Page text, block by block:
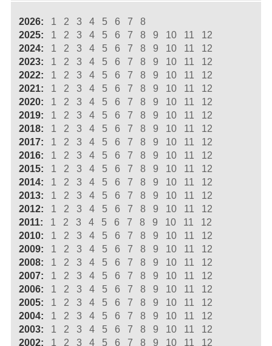
2026: 1 2 3 4 5 6 7
8
2025:
1 2 3 4 5 6 7 8 9 10 11
12
2024:
1 2 3 4 5 6 7 8 9 10 11
12
2023:
1 2 3 4 5 6 7 8 9 10 11
12
2022:
1 2 3 4 5 6 7 8 9 10 11
12
2021:
1 2 3 4 5 6 7 8 9 10 11
12
2020:
1 2 3 4 5 6 7 8 9 10 11
12
2019:
1 2 3 4 5 6 7 8 9 10 11
12
2018:
1 2 3 4 5 6 7 8 9 10 11
12
2017:
1 2 3 4 5 6 7 8 9 10 11
12
2016:
1 2 3 4 5 6 7 8 9 10 11
12
2015:
1 2 3 4 5 6 7 8 9 10 11
12
2014:
1 2 3 4 5 6 7 8 9 10 11
12
2013:
1 2 3 4 5 6 7 8 9 10 11
12
2012:
1 2 3 4 5 6 7 8 9 10 11
12
2011:
1 2 3 4 5 6 7 8 9 10 11
12
2010:
1 2 3 4 5 6 7 8 9 10 11
12
2009:
1 2 3 4 5 6 7 8 9 10 11
12
2008:
1 2 3 4 5 6 7 8 9 10 11
12
2007:
1 2 3 4 5 6 7 8 9 10 11
12
2006:
1 2 3 4 5 6 7 8 9 10 11
12
2005:
1 2 3 4 5 6 7 8 9 10 11
12
2004:
1 2 3 4 5 6 7 8 9 10 11
12
2003:
1 2 3 4 5 6 7 8 9 10 11
12
2002:
1 2 3 4 5 6 7 8 9 10 11 12